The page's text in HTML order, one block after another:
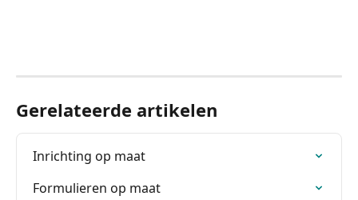
Gerelateerde artikelen
Inrichting op maat
Formulieren op maat